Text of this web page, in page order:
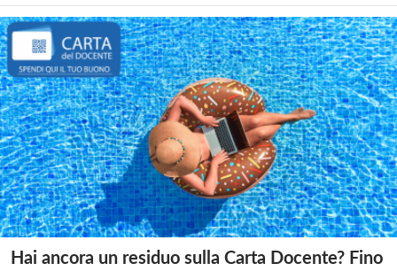
Hai ancora un residuo sulla Carta Docente? Fino